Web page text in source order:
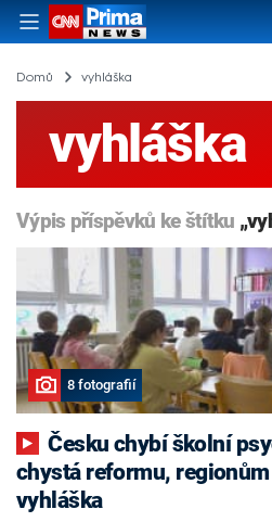
Domů vyhláška
vyhláška
Výpis příspěvků ke štítku
8 fotografií
Česku chybí školní psychologové: Plaga
chystá reformu,
vyhláška